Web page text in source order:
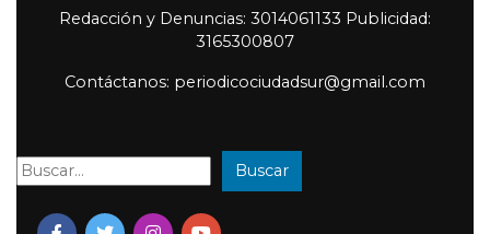
Redacción y Denuncias: 3014061133 Publicidad:
3165300807
Contáctanos: periodicociudadsur@gmail.com
Buscar: Buscar